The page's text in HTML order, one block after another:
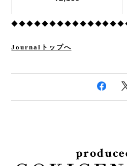
Journalトップへ